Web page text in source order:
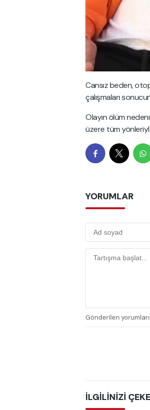
Cansız beden,
çalışmaları
Olayın ölüm
üzere tüm
YORUMLAR
Gönderilen
İLGİLİNİZİ